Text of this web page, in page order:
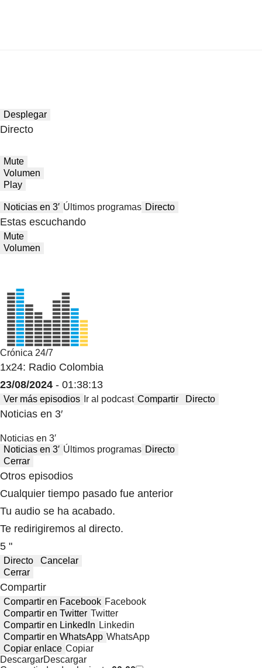
Desplegar
Directo
Mute
Volumen
Play
Noticias en 3′ Últimos programas Directo
Estas escuchando
Mute
Volumen
Crónica 24/7
1x24: Radio Colombia
23/08/2024 - 01:38:13
Ver más episodios Ir al podcast Compartir Directo
Noticias en 3′
Noticias en 3′
Noticias en 3′ Últimos programas Directo
Cerrar
Otros episodios
Cualquier tiempo pasado fue anterior
Tu audio se ha acabado.
Te redirigiremos al directo.
5 "
Directo
Cancelar
Cerrar
Compartir
Compartir en Facebook Facebook
Compartir en Twitter Twitter
Compartir en LinkedIn Linkedin
Compartir en WhatsApp WhatsApp
Copiar enlace Copiar
DescargarDescargar